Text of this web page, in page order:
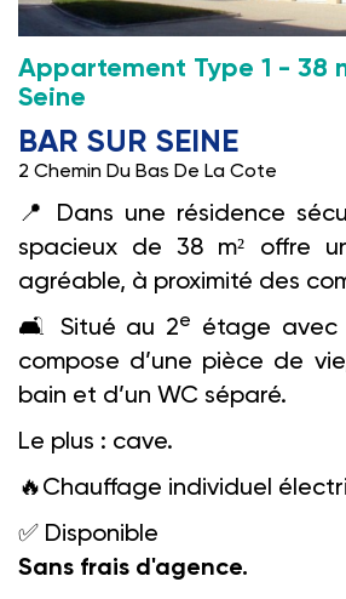
Appartement Type 1 - 38
Seine
BAR SUR SEINE
2 Chemin Du Bas De La Cote
📍
Dans une résidence
spacieux de 38 m² offre
agréable, à proximité des
🛋️️ Situé au 2e
étage avec
compose d’une pièce de
bain et d’un WC séparé.
Le plus : cave.
🔥 Chauffage individuel
✅ Disponible
Sans frais d'agence.